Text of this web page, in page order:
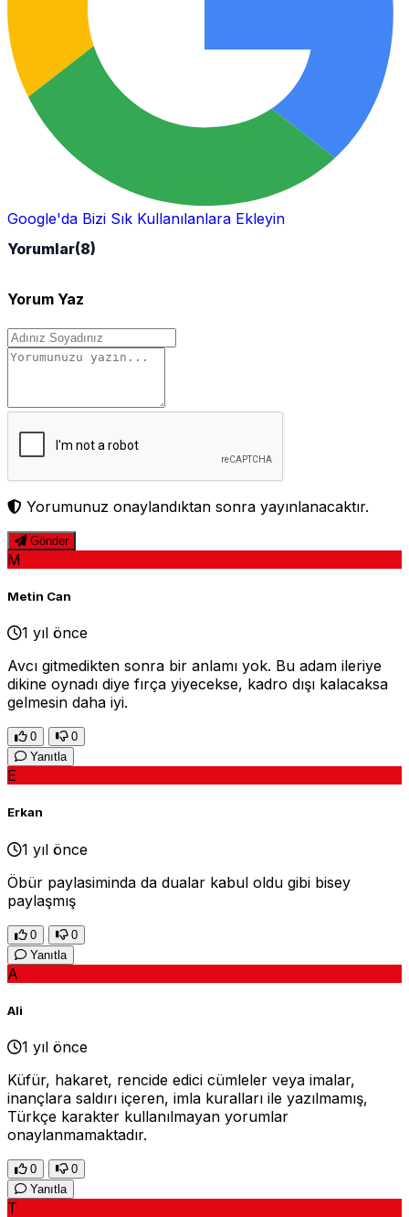
Google'da Bizi Sık Kullanılanlara Ekleyin
Yorumlar(8)
Yorum Yaz
Yorumunuz onaylandıktan sonra yayınlanacaktır.
Gönder
M
Metin Can
1 yıl önce
Avcı gitmedikten sonra bir anlamı yok. Bu adam ileriye
dikine oynadı diye fırça yiyecekse, kadro dışı kalacaksa
gelmesin daha iyi.
0
0
Yanıtla
E
Erkan
1 yıl önce
Öbür paylasiminda da dualar kabul oldu gibi bisey
paylaşmış
0
0
Yanıtla
A
Ali
1 yıl önce
Küfür, hakaret, rencide edici cümleler veya imalar,
inançlara saldırı içeren, imla kuralları ile yazılmamış,
Türkçe karakter kullanılmayan yorumlar
onaylanmamaktadır.
0
0
Yanıtla
T